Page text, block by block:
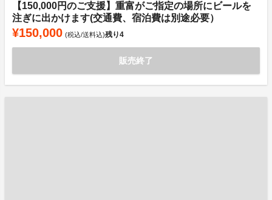
【150,000円のご支援】重富がご指定の場所にビールを
注ぎに出かけます(交通費、宿泊費は別途必要）
¥150,000 (税込/送料込)残り4
販売終了